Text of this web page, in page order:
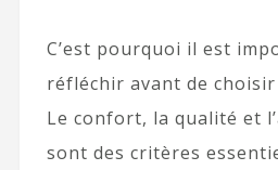
C’est pourquoi il est
réfléchir avant de choisir
Le confort, la qualité et
sont des critères